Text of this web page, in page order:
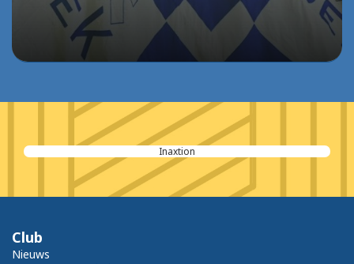
Inaxtion
Club
Nieuws